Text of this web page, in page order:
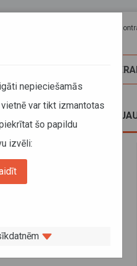
Lapas
nolīgums
nepieciešamās
var tikt izmantotas
šo papildu
izvēli: